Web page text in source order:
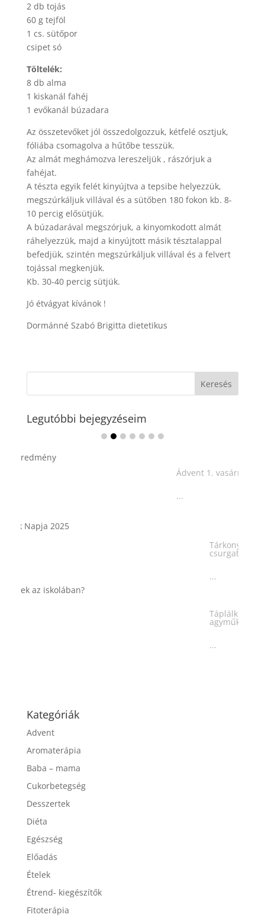
2 db tojás
60 g tejföl
1 cs. sütőpor
csipet só
Töltelék:
8 db alma
1 kiskanál fahéj
1 evőkanál búzadara
Az összetevőket jól összedolgozzuk, kétfelé osztjuk,
fóliába csomagolva a hűtőbe tesszük.
Az almát meghámozva lereszeljük , rászórjuk a
fahéjat.
A tészta egyik felét kinyújtva a tepsibe helyezzük,
megszúrkáljuk villával és a sütőben 180 fokon kb. 8-
10 percig elősütjük.
A búzadarával megszórjuk, a kinyomkodott almát
ráhelyezzük, majd a kinyújtott másik tésztalappal
befedjük, szintén megszúrkáljuk villával és a felvert
tojással megkenjük.
Kb. 30-40 percig sütjük.
Jó étvágyat kívánok !
Dormánné Szabó Brigitta dietetikus
Legutóbbi bejegyzéseim
Kategóriák
Előadás
Ételek